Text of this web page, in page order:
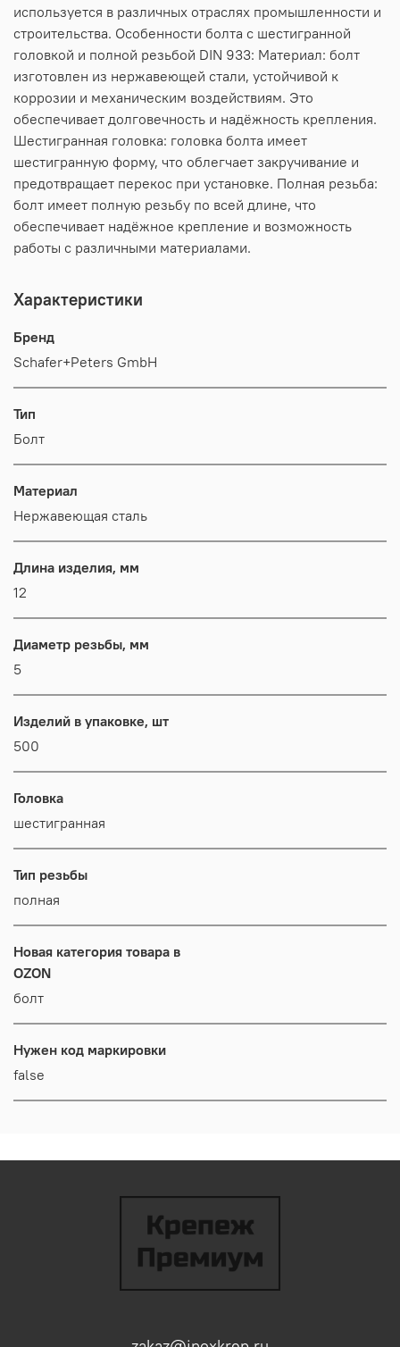
используется в различных отраслях промышленности и
строительства. Особенности болта с шестигранной
головкой и полной резьбой DIN 933: Материал: болт
изготовлен из нержавеющей стали, устойчивой к
коррозии и механическим воздействиям. Это
обеспечивает долговечность и надёжность крепления.
Шестигранная головка: головка болта имеет
шестигранную форму, что облегчает закручивание и
предотвращает перекос при установке. Полная резьба:
болт имеет полную резьбу по всей длине, что
обеспечивает надёжное крепление и возможность
работы с различными материалами.
Характеристики
Бренд
Schafer+Peters GmbH
Тип
Болт
Материал
Нержавеющая сталь
Длина изделия, мм
12
Диаметр резьбы, мм
5
Изделий в упаковке, шт
500
Головка
шестигранная
Тип резьбы
полная
Новая категория товара в
OZON
болт
Нужен код маркировки
false